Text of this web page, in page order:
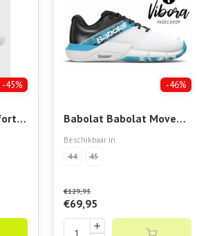
-45% -46%
Babolat Babolat Movea 2
Men
Beschikbaar in
44
45
€129,95
€69,95